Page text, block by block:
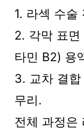
1. 라섹 수술
2. 각막 표면
타민 B2) 용
3. 교차 결
무리.
전체 과정은